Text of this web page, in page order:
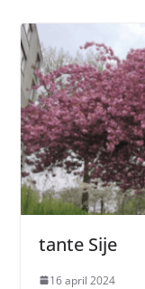
tante Sije
16 april 2024